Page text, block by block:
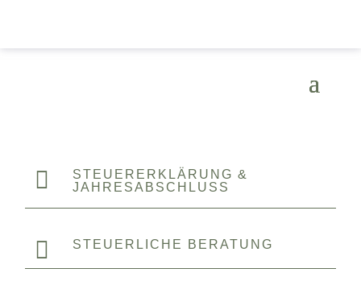

STEUERERKLÄRUNG &
JAHRESABSCHLUSS
 STEUERLICHE BERATUNG